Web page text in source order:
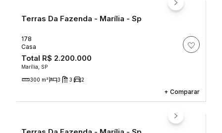
Terras Da Fazenda - Marília - Sp
178
Casa
Total R$ 2.200.000
Marília, SP
300 m² 3 3 2
+ Comparar